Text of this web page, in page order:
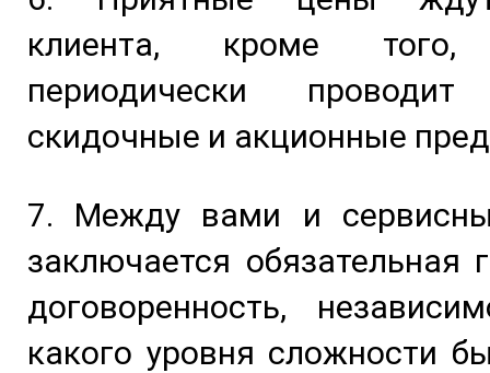
клиента, кроме того,
периодически
скидочные и акционные
7. Между вами и
заключается обязательная
договоренность,
какого уровня сложности